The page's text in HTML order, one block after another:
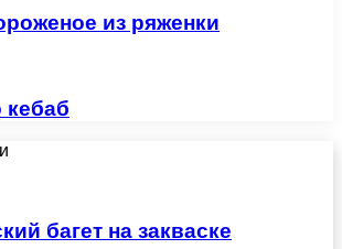
из ряженки
кебаб
багет на закваске